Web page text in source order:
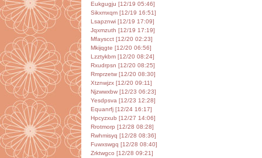
Eukgugju [12/19 05:46]
Sikxmxqm [12/19 16:51]
Lsapznwi [12/19 17:09]
Jqxmzuth [12/19 17:19]
Mfayscct [12/20 02:23]
Mkijqgte [12/20 06:56]
Lzztykbm [12/20 08:24]
Rxudrpsn [12/20 08:25]
Rmprzetw [12/20 08:30]
Xtznwjzx [12/20 09:11]
Njzwwxbw [12/23 06:23]
Yesdpsva [12/23 12:28]
Equanrfj [12/24 16:17]
Hpcyzxub [12/27 14:06]
Rrotmorp [12/28 08:28]
Rwhmisyq [12/28 08:36]
Fuwxswgq [12/28 08:40]
Zrktwgco [12/28 09:21]